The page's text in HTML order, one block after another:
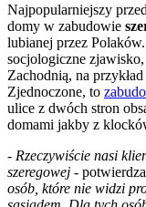
Najpopularniejszy
domy w zabudowie
lubianej przez
socjologiczne
Zachodnią, na
Zjednoczone, to
ulice z dwóch stron
domami jakby z
- Rzeczywiście nasi
szeregowej -
osób, które nie widzi